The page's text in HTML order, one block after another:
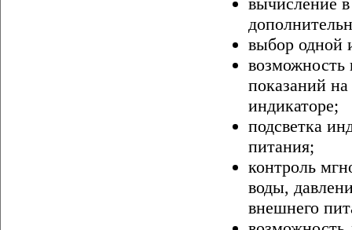
выбор одной
возможность
показаний
индикаторе;
подсветка
питания;
контроль
воды,
внешнего